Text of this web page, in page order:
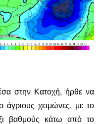
στην Κατοχή, ήρθε να
άγριους χειμώνες, με το
βαθμούς κάτω από το